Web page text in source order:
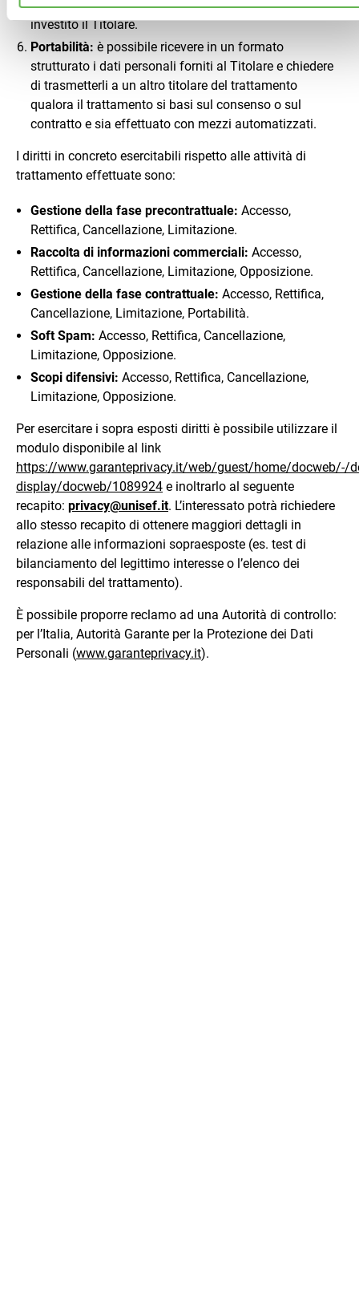
connesso all’esercizio di pubblici poteri di cui è
investito il Titolare.
Portabilità: è possibile ricevere in un formato
strutturato i dati personali forniti al Titolare e chiedere
di trasmetterli a un altro titolare del trattamento
qualora il trattamento si basi sul consenso o sul
contratto e sia effettuato con mezzi automatizzati.
I diritti in concreto esercitabili rispetto alle attività di
trattamento effettuate sono:
Gestione della fase precontrattuale: Accesso,
Rettifica, Cancellazione, Limitazione.
Raccolta di informazioni commerciali: Accesso,
Rettifica, Cancellazione, Limitazione, Opposizione.
Gestione della fase contrattuale: Accesso, Rettifica,
Cancellazione, Limitazione, Portabilità.
Soft Spam: Accesso, Rettifica, Cancellazione,
Limitazione, Opposizione.
Scopi difensivi: Accesso, Rettifica, Cancellazione,
Limitazione, Opposizione.
Per esercitare i sopra esposti diritti è possibile utilizzare il
modulo disponibile al link
https://www.garanteprivacy.it/web/guest/home/docweb/-/
display/docweb/1089924 e inoltrarlo al seguente
recapito: privacy@unisef.it. L’interessato potrà richiedere
allo stesso recapito di ottenere maggiori dettagli in
relazione alle informazioni sopraesposte (es. test di
bilanciamento del legittimo interesse o l’elenco dei
responsabili del trattamento).
È possibile proporre reclamo ad una Autorità di controllo:
per l’Italia, Autorità Garante per la Protezione dei Dati
Personali (www.garanteprivacy.it).